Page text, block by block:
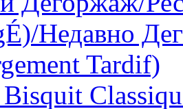
Недавно
Tardif)